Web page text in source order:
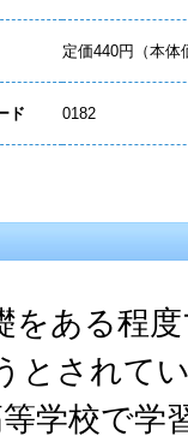
定価440円（本体
ド 0182
をある程
とされて
学校で学